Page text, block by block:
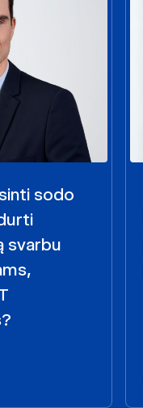
sodo
svarbu